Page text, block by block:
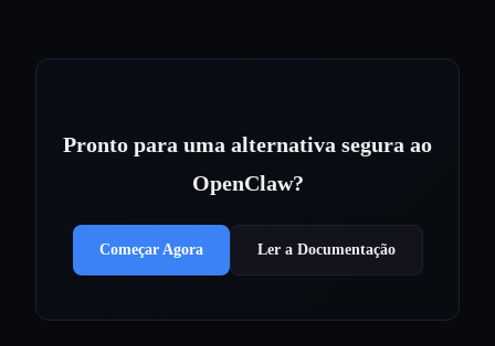
Pronto para uma alternativa segura ao
OpenClaw?
Começar Agora Ler a Documentação